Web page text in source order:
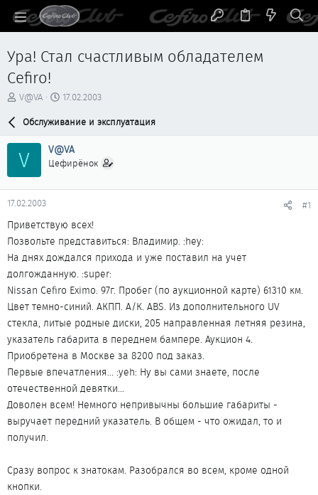
Ура! Стал счастливым обладателем
Cefiro!
А
р
т
м
ы
V@VA
Д
т
н
а
ч
а
17.02.2003
Обслуживание и эксплуатация
V V@VA
Цефирёнок
17.02.2003 #1
Приветствую всех!
Позвольте представиться: Владимир. :hey:
На днях дождался прихода и уже поставил на учет
долгожданную. :super:
Nissan Cefiro Eximo. 97г. Пробег (по аукционной карте) 61310 км.
Цвет темно-синий. АКПП. А/К. ABS. Из дополнительного UV
стекла, литые родные диски, 205 направленная летняя резина,
указатель габарита в переднем бампере. Аукцион 4.
Приобретена в Москве за 8200 под заказ.
Первые впечатления... :yeh: Ну вы сами знаете, после
отечественной девятки...
Доволен всем! Немного непривычны большие габариты -
выручает передний указатель. В общем - что ожидал, то и
получил.
Сразу вопрос к знатокам. Разобрался во всем, кроме одной
кнопки.